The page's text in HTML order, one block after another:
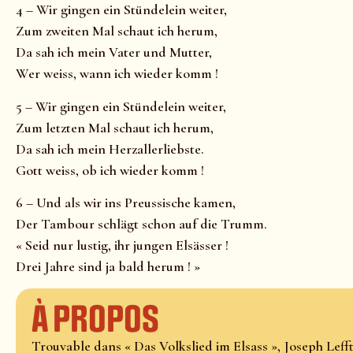
4 – Wir gingen ein Stündelein weiter,
Zum zweiten Mal schaut ich herum,
Da sah ich mein Vater und Mutter,
Wer weiss, wann ich wieder komm !
5 – Wir gingen ein Stündelein weiter,
Zum letzten Mal schaut ich herum,
Da sah ich mein Herzallerliebste.
Gott weiss, ob ich wieder komm !
6 – Und als wir ins Preussische kamen,
Der Tambour schlägt schon auf die Trumm.
« Seid nur lustig, ihr jungen Elsässer !
Drei Jahre sind ja bald herum ! »
À propos
Trouvable dans « Das Volkslied im Elsass », Joseph